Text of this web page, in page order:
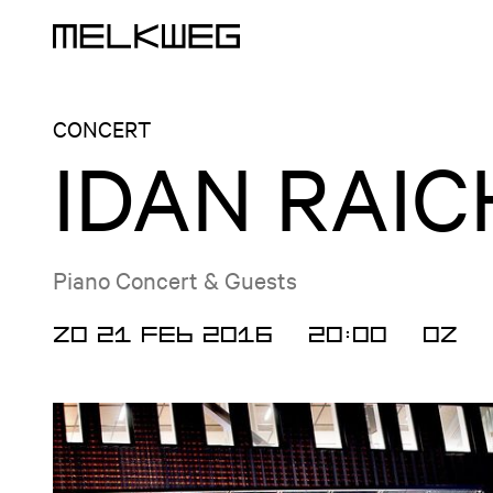
CONCERT
IDAN
Piano Concert & Guests
ZO 21 FEB 2016 20:00 OZ